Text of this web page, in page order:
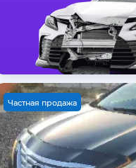
Частная продажа